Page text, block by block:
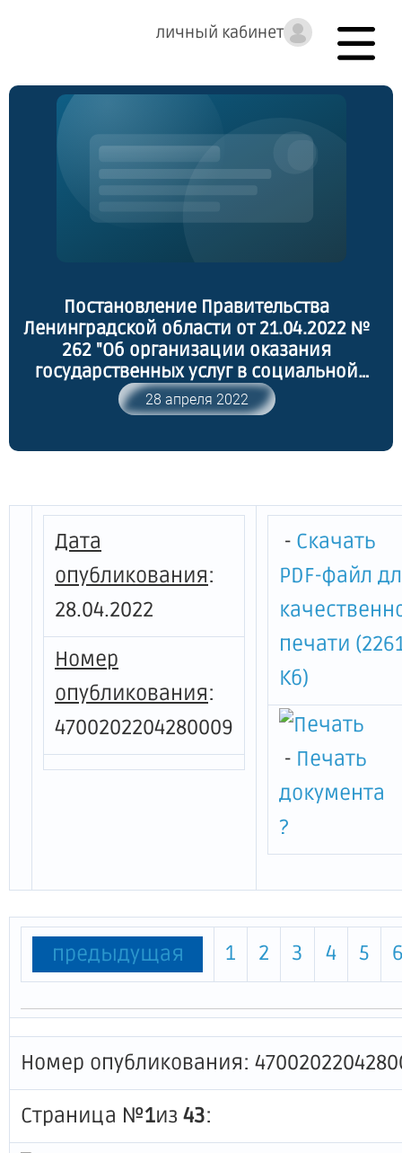
личный кабинет
Постановление Правительства
Ленинградской области от 21.04.2022 №
262 "Об организации оказания
государственных услуг в социальной
сфере в соответствии с Федеральным
законом от 13 июля 2020 года № 189-ФЗ
социальном заказе на оказание
в социальной сфере" в Ленинградской
области"
28 апреля 2022
Дата
опубликования:
28.04.2022
Номер
опубликования:
4700202204280009
- Скачать
PDF-файл
печати
Кб)
- Печать
документа
?
предыдущая 1 2 3 4 5
Номер опубликования:
Страница №1из 43: